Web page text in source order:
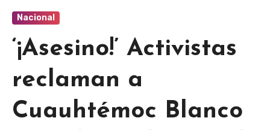
Nacional
‘¡Asesino!’ Activistas
reclaman a
Cuauhtémoc Blanco